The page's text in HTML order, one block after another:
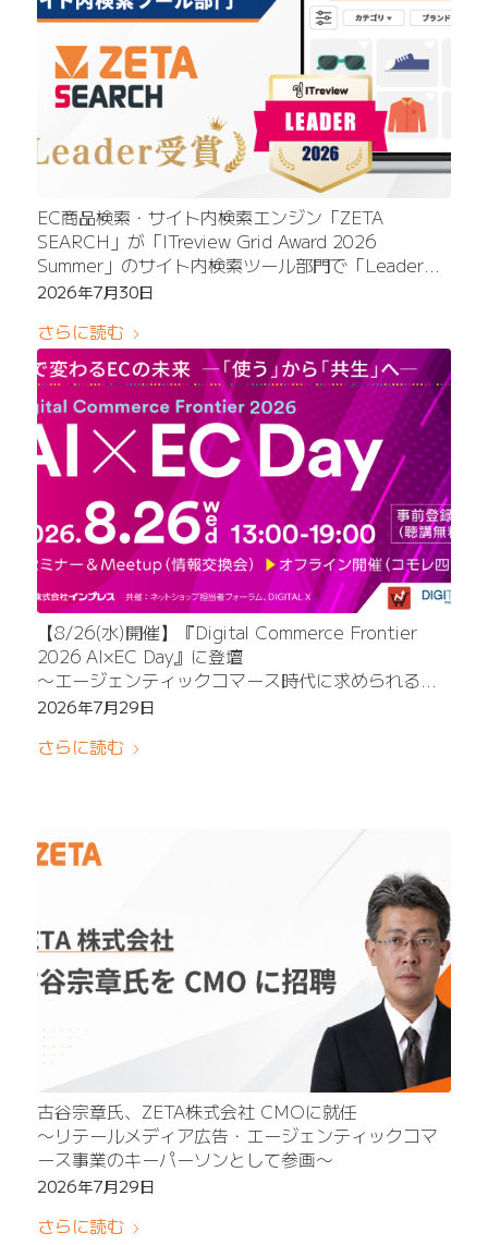
EC商品検索・サイト内検索エンジン「ZETA
SEARCH」が「ITreview Grid Award 2026
Summer」のサイト内検索ツール部門で「Leader」
を受賞
ーから高く評価〜
2026年7月30日
さらに読む
【8/26(水)開催】『Digital Commerce Frontier
2026 AI×EC Day』に登壇
〜エージェンティックコマース時代に求められる検
索とUGCの活用法を解説〜
2026年7月29日
さらに読む
古谷宗章氏、ZETA株式会社 CMOに就任
〜リテールメディア広告・エージェンティックコマ
ース事業のキーパーソンとして参画〜
2026年7月29日
さらに読む